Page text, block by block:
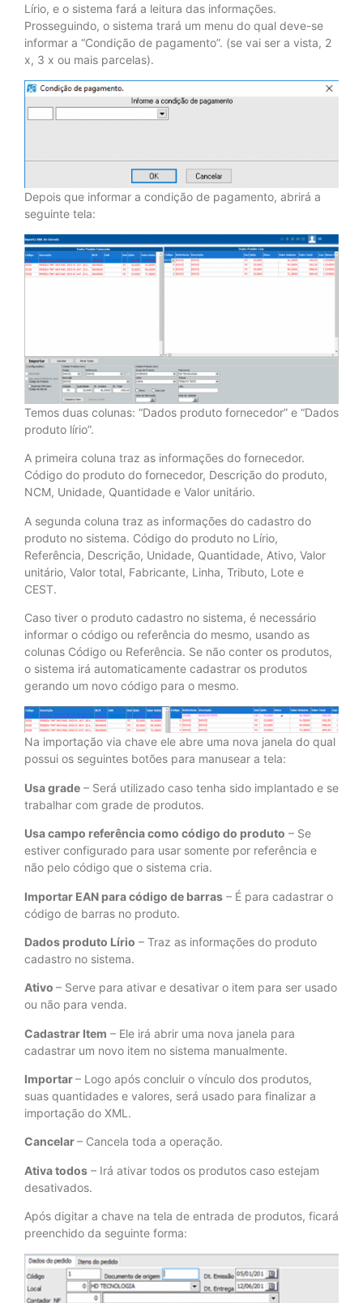
Lírio, e o sistema fará a leitura das informações.
Prosseguindo, o sistema trará um menu do qual deve-se
informar a “Condição de pagamento”. (se vai ser a vista, 2
x, 3 x ou mais parcelas).
Depois que informar a condição de pagamento, abrirá a
seguinte tela:
Temos duas colunas: “Dados produto fornecedor” e “Dados
produto lírio”.
A primeira coluna traz as informações do fornecedor.
Código do produto do fornecedor, Descrição do produto,
NCM, Unidade, Quantidade e Valor unitário.
A segunda coluna traz as informações do cadastro do
produto no sistema. Código do produto no Lírio,
Referência, Descrição, Unidade, Quantidade, Ativo, Valor
unitário, Valor total, Fabricante, Linha, Tributo, Lote e
CEST.
Caso tiver o produto cadastro no sistema, é necessário
informar o código ou referência do mesmo, usando as
colunas Código ou Referência. Se não conter os produtos,
o sistema irá automaticamente cadastrar os produtos
gerando um novo código para o mesmo.
Na importação via chave ele abre uma nova janela do qual
possui os seguintes botões para manusear a tela:
Usa grade – Será utilizado caso tenha sido implantado e se
trabalhar com grade de produtos.
Usa campo referência como código do produto – Se
estiver configurado para usar somente por referência e
não pelo código que o sistema cria.
Importar EAN para código de barras – É para cadastrar o
código de barras no produto.
Dados produto Lírio – Traz as informações do produto
cadastro no sistema.
Ativo – Serve para ativar e desativar o item para ser usado
ou não para venda.
Cadastrar Item – Ele irá abrir uma nova janela para
cadastrar um novo item no sistema manualmente.
Importar– Logo após concluir o vínculo dos produtos,
suas quantidades e valores, será usado para finalizar a
importação do XML.
Cancelar– Cancela toda a operação.
Ativa todos – Irá ativar todos os produtos caso estejam
desativados.
Após digitar a chave na tela de entrada de produtos, ficará
preenchido da seguinte forma: